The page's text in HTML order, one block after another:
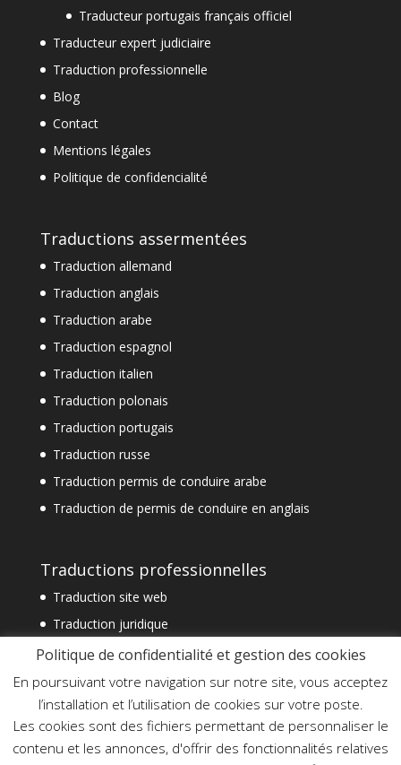
Traducteur portugais français officiel
Traducteur expert judiciaire
Traduction professionnelle
Blog
Contact
Mentions légales
Politique de confidencialité
Traductions assermentées
Traduction allemand
Traduction anglais
Traduction arabe
Traduction espagnol
Traduction italien
Traduction polonais
Traduction portugais
Traduction russe
Traduction permis de conduire arabe
Traduction de permis de conduire en anglais
Traductions professionnelles
Traduction site web
Traduction juridique
Traduction technique
Traduction spécialisée
Traduction financière
Traduction commerciale
Traduction document officiel
Politique de confidentialité et gestion des cookies
En poursuivant votre navigation sur notre site, vous acceptez
l’installation et l’utilisation de cookies sur votre poste.
Les cookies sont des fichiers permettant de personnaliser le
contenu et les annonces, d'offrir des fonctionnalités relatives